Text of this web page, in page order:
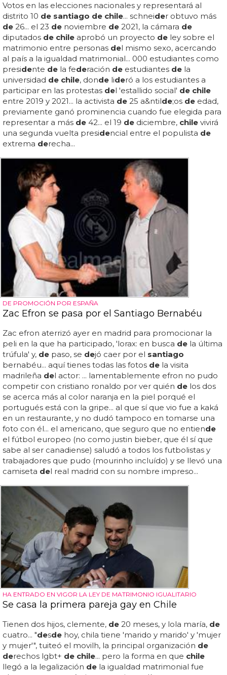
Votos en las elecciones nacionales y representará al
distrito 10 de santiago de chile... schneider obtuvo más
de 26... el 23 de noviembre de 2021, la cámara de
diputados de chile aprobó un proyecto de ley sobre el
matrimonio entre personas del mismo sexo, acercando
al país a la igualdad matrimonial... 000 estudiantes como
presidente de la federación de estudiantes de la
universidad de chile, donde lideró a los estudiantes a
participar en las protestas del 'estallido social' de chile
entre 2019 y 2021... la activista de 25 a&ntilde;os de edad,
previamente ganó prominencia cuando fue elegida para
representar a más de 42... el 19 de diciembre, chile vivirá
una segunda vuelta presidencial entre el populista de
extrema derecha...
DE PROMOCIÓN POR ESPAÑA
Zac Efron se pasa por el Santiago Bernabéu
Zac efron aterrizó ayer en madrid para promocionar la
peli en la que ha participado, 'lorax: en busca de la última
trúfula' y, de paso, se dejó caer por el santiago
bernabéu... aquí tienes todas las fotos de la visita
madrileña del actor: ... lamentablemente efron no pudo
competir con cristiano ronaldo por ver quién de los dos
se acerca más al color naranja en la piel porqué el
portugués está con la gripe... al que sí que vio fue a kaká
en un restaurante, y no dudó tampoco en tomarse una
foto con él... el americano, que seguro que no entiende
el fútbol europeo (no como justin bieber, que él sí que
sabe al ser canadiense) saludó a todos los futbolistas y
trabajadores que pudo (mourinho incluído) y se llevó una
camiseta del real madrid con su nombre impreso...
HA ENTRADO EN VIGOR LA LEY DE MATRIMONIO IGUALITARIO
Se casa la primera pareja gay en Chile
Tienen dos hijos, clemente, de 20 meses, y lola maría, de
cuatro... "desde hoy, chila tiene 'marido y marido' y 'mujer
y mujer'", tuiteó el movilh, la principal organización de
derechos lgbt+ de chile... pero la forma en que chile
llegó a la legalización de la igualdad matrimonial fue